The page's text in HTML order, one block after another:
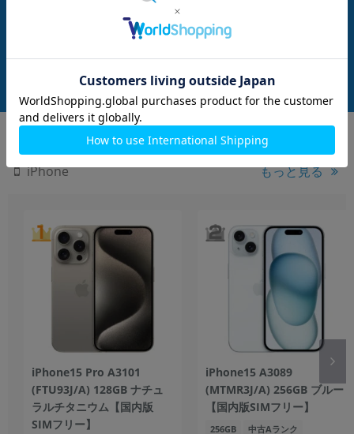
2631 (MLND3J/A) 128GB スターライ
ト 【国内版SIMフリー】
メーカー：Apple
発売日：2021/09
在庫数：4
中古Bランク
在庫数：4
中古Bランク
iPhone もっと見る
iPhone15 Pro A3101
(FTU93J/A) 128GB ナチュ
ラルチタニウム【国内版
SIMフリー】
iPhone15 A3089
(MTMR3J/A) 256GB ブルー
【国内版SIMフリー】
256GB 中古Aランク